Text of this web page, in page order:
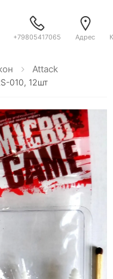
+79805417065 Адрес
Attack
010, 12шт